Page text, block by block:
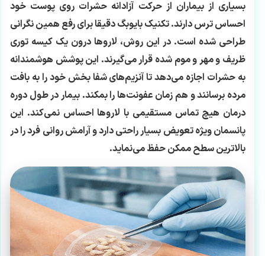
بسیاری از بیماران از حرکت آزادانه حشرات روی پوست خود
احساس ترس دارند. تکنیک بایوبگ دقیقا برای رفع همین نگرانی
طراحی شده است. در این روش، لاروها درون یک کیسه توری
ظریف و مهر و موم شده قرار می‌گیرند. این پوشش هوشمندانه
به حشرات اجازه می‌دهد تا آنزیم‌های شفا بخش خود را به بافت
مرده برسانند و هم زمان عفونت‌ها را بمکند. بیمار در طول دوره
درمان هیچ تماس مستقیمی با لاروها احساس نمی‌کند. این
پانسمان ویژه تعویض بسیار راحتی دارد و آرامش روانی فرد را در
بالاترین سطح ممکن حفظ می‌نماید.